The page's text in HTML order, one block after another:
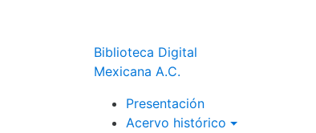
Biblioteca Digital
Mexicana A.C.
Presentación
Acervo histórico